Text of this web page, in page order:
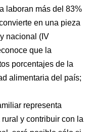
laboran más del 83%
en una pieza
nacional (IV
que la
porcentajes de la
alimentaria del país;
representa
y contribuir con la